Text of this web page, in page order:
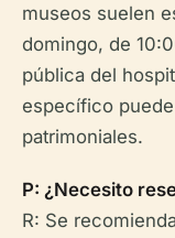
museos suelen
domingo, de
pública del
específico
patrimoniales.
P: ¿Necesito
R: Se